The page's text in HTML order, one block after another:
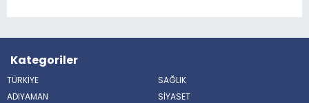
Kategoriler
TÜRKİYE
SAĞLIK
ADIYAMAN
SİYASET